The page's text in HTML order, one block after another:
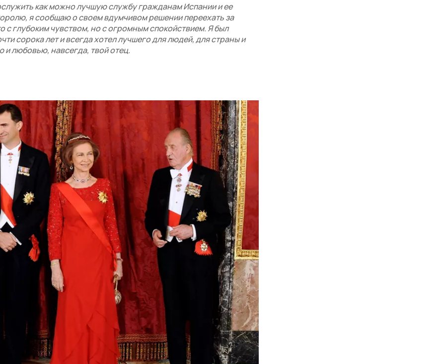
как можно лучшую службу гражданам Испании и ее
я сообщаю о своем вдумчивом решении переехать за
с глубоким чувством, но с огромным спокойствием. Я был
сорока лет и всегда хотел лучшего для людей, для страны и
любовью, навсегда, твой отец.